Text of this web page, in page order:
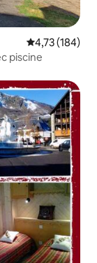
Évaluation
4,73 (184)
piscine